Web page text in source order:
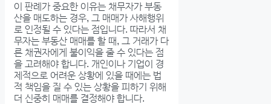
이 판례가 중요한 이유는 채무자가 부동
산을 매도하는 경우, 그 매매가 사해행위
로 인정될 수 있다는 점입니다. 따라서 채
무자는 부동산 매매를 할 때, 그 거래가 다
른 채권자에게 불이익을 줄 수 있다는 점
을 고려해야 합니다. 개인이나 기업이 경
제적으로 어려운 상황에 있을 때에는 법
적 책임을 질 수 있는 상황을 피하기 위해
더 신중히 매매를 결정해야 합니다.